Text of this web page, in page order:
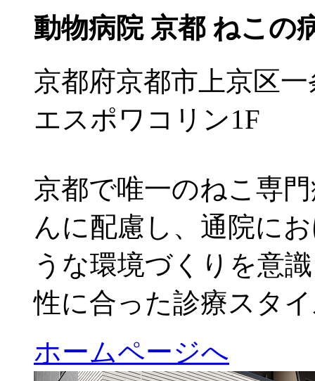
動物病院 京都 ねこの
京都府京都市上京区
エスポワコリン1F
京都で唯一のねこ専
んに配慮し、通院に
うな環境づくりを意
性に合った診療スタ
ホームページへ